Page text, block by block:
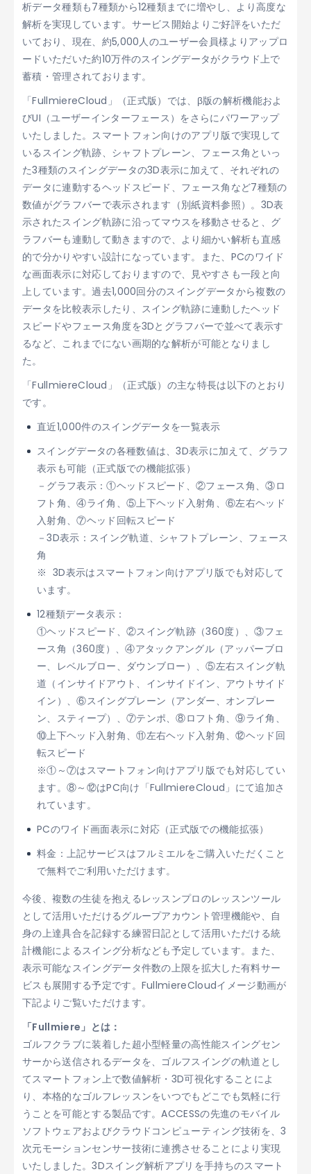
析データ種類も7種類から12種類までに増やし、より高度な
解析を実現しています。サービス開始よりご好評をいただ
いており、現在、約5,000人のユーザー会員様よりアップロ
ードいただいた約10万件のスイングデータがクラウド上で
蓄積・管理されております。
「FullmiereCloud」（正式版）では、β版の解析機能およ
びUI（ユーザーインターフェース）をさらにパワーアップ
いたしました。スマートフォン向けのアプリ版で実現して
いるスイング軌跡、シャフトプレーン、フェース角といっ
た3種類のスイングデータの3D表示に加えて、それぞれの
データに連動するヘッドスピード、フェース角など7種類の
数値がグラフバーで表示されます（別紙資料参照）。3D表
示されたスイング軌跡に沿ってマウスを移動させると、グ
ラフバーも連動して動きますので、より細かい解析も直感
的で分かりやすい設計になっています。また、PCのワイド
な画面表示に対応しておりますので、見やすさも一段と向
上しています。過去1,000回分のスイングデータから複数の
データを比較表示したり、スイング軌跡に連動したヘッド
スピードやフェース角度を3Dとグラフバーで並べて表示す
るなど、これまでにない画期的な解析が可能となりまし
た。
「FullmiereCloud」（正式版）の主な特長は以下のとおり
です。
直近1,000件のスイングデータを一覧表示
スイングデータの各種数値は、3D表示に加えて、グラフ
表示も可能（正式版での機能拡張）
－グラフ表示：①ヘッドスピード、②フェース角、③ロ
フト角、④ライ角、⑤上下ヘッド入射角、⑥左右ヘッド
入射角、⑦ヘッド回転スピード
－3D表示：スイング軌道、シャフトプレーン、フェース
角
※ 3D表示はスマートフォン向けアプリ版でも対応して
います。
12種類データ表示：
①ヘッドスピード、②スイング軌跡（360度）、③フェ
ース角（360度）、④アタックアングル（アッパーブロ
ー、レベルブロー、ダウンブロー）、⑤左右スイング軌
道（インサイドアウト、インサイドイン、アウトサイド
イン）、⑥スイングプレーン（アンダー、オンプレー
ン、スティープ）、⑦テンポ、⑧ロフト角、⑨ライ角、
⑩上下ヘッド入射角、⑪左右ヘッド入射角、⑫ヘッド回
転スピード
※①～⑦はスマートフォン向けアプリ版でも対応してい
ます。⑧～⑫はPC向け「FullmiereCloud」にて追加さ
れています。
PCのワイド画面表示に対応（正式版での機能拡張）
料金：上記サービスはフルミエルをご購入いただくこと
で無料でご利用いただけます。
今後、複数の生徒を抱えるレッスンプロのレッスンツール
として活用いただけるグループアカウント管理機能や、自
身の上達具合を記録する練習日記として活用いただける統
計機能によるスイング分析なども予定しています。また、
表示可能なスイングデータ件数の上限を拡大した有料サー
ビスも展開する予定です。FullmiereCloudイメージ動画が
下記よりご覧いただけます。
「Fullmiere」とは：
ゴルフクラブに装着した超小型軽量の高性能スイングセン
サーから送信されるデータを、ゴルフスイングの軌道とし
てスマートフォン上で数値解析・3D可視化することによ
り、本格的なゴルフレッスンをいつでもどこでも気軽に行
うことを可能とする製品です。ACCESSの先進のモバイル
ソフトウェアおよびクラウドコンピューティング技術を、3
次元モーションセンサー技術に連携させることにより実現
いたしました。3Dスイング解析アプリを手持ちのスマート